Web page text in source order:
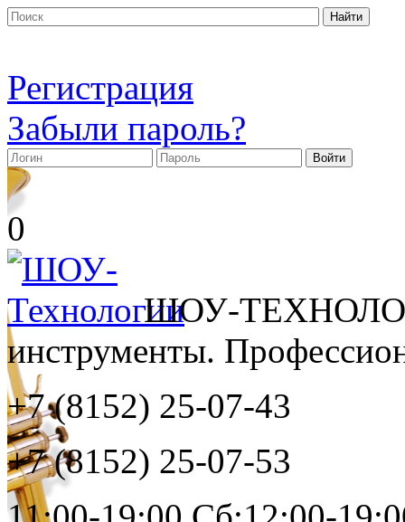
Регистрация
Забыли пароль?
0
ШОУ-
инструменты.
+7 (8152) 25-07-43
+7 (8152) 25-07-53